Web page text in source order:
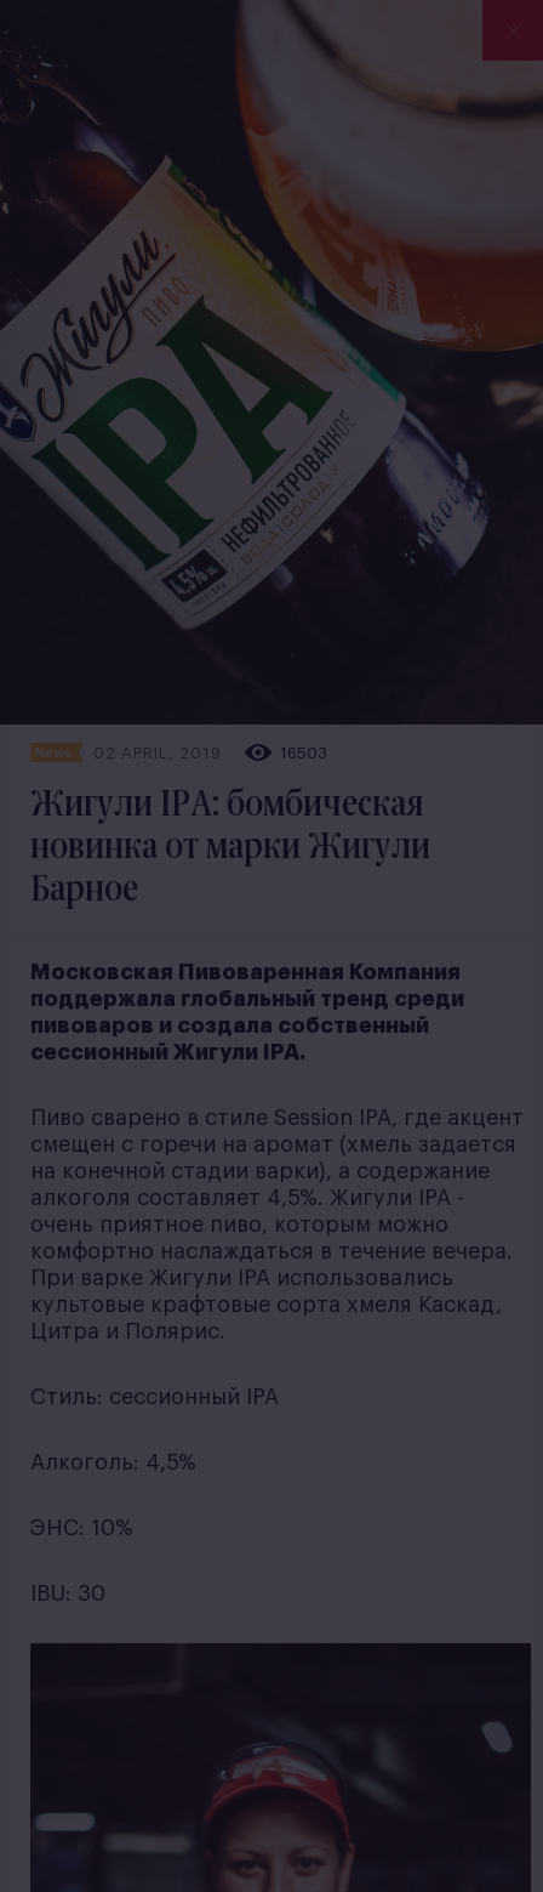
News 02 APRIL, 2019 16503
Жигули IPA: бомбическая
новинка от марки Жигули
Барное
Московская Пивоваренная Компания
поддержала глобальный тренд среди
пивоваров и создала собственный
сессионный Жигули IPA.
Пиво сварено в стиле Session IPA, где акцент
смещен с горечи на аромат (хмель задается
на конечной стадии варки), а содержание
алкоголя составляет 4,5%. Жигули IPA -
очень приятное пиво, которым можно
комфортно наслаждаться в течение вечера.
При варке Жигули IPA использовались
культовые крафтовые сорта хмеля Каскад,
Цитра и Полярис.
Стиль: сессионный IPA
Алкоголь: 4,5%
ЭНС: 10%
IBU: 30